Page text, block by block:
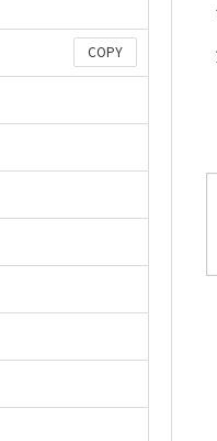
COPY